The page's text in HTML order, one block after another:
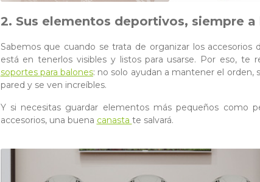
2. Sus elementos deportivos, siempre a
Sabemos que cuando se trata de organizar los accesorios
está en tenerlos visibles y listos para usarse. Por eso, te
soportes para balones: no solo ayudan a mantener el orden,
pared y se ven increíbles.
Y si necesitas guardar elementos más pequeños como
accesorios, una buena canasta te salvará.